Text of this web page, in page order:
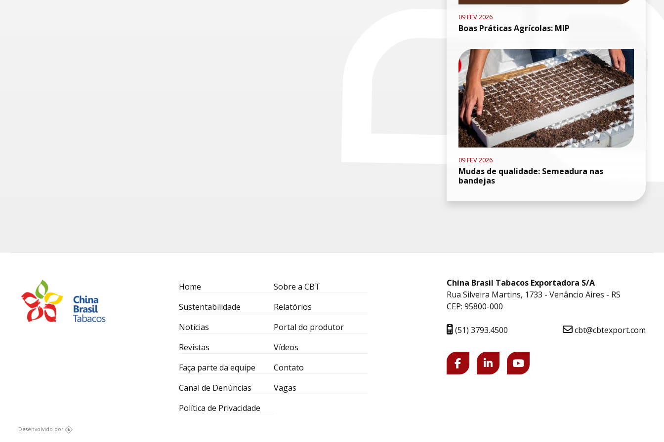
09 FEV 2026
Boas Práticas Agrícolas: MIP
09 FEV 2026
Mudas de qualidade: Semeadura nas
bandejas
Home
Sobre a CBT
Sustentabilidade
Relatórios
Notícias
Portal do produtor
Revistas
Vídeos
Faça parte da equipe
Contato
Canal de Denúncias
Vagas
Política de Privacidade
China Brasil Tabacos Exportadora S/A
Rua Silveira Martins, 1733 - Venâncio Aires - RS
CEP: 95800-000
(51) 3793.4500 cbt@cbtexport.com
Desenvolvido por